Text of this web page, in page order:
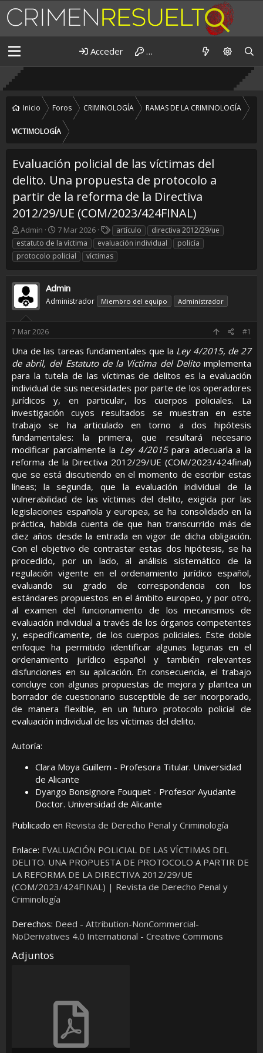
Acceder Registrarse
Inicio Foros CRIMINOLOGÍA RAMAS DE LA CRIMINOLOGÍA
VICTIMOLOGÍA
Evaluación policial de las víctimas del
delito. Una propuesta de protocolo a
partir de la reforma de la Directiva
2012/29/UE (COM/2023/424FINAL)
A
u
t
o
Admin
F
e
c
h
e
i
i
o
7 Mar 2026
E
t
i
q
a
artículo
directiva 2012/29/ue
estatuto de la víctima
evaluación individual
policía
protocolo policial
víctimas
Admin
Administrador Miembro del equipo Administrador
7 Mar 2026 #1
Una de las tareas fundamentales que la Ley 4/2015, de 27
de abril, del Estatuto de la Víctima del Delitoimplementa
para la tutela de las víctimas de delitos es la evaluación
individual de sus necesidades por parte de los operadores
jurídicos y, en particular, los cuerpos policiales. La
investigación cuyos resultados se muestran en este
trabajo se ha articulado en torno a dos hipótesis
fundamentales: la primera, que resultará necesario
modificar parcialmente la Ley 4/2015para adecuarla a la
reforma de la Directiva 2012/29/UE (COM/2023/424final)
que se está discutiendo en el momento de escribir estas
líneas; la segunda, que la evaluación individual de la
vulnerabilidad de las víctimas del delito, exigida por las
legislaciones española y europea, se ha consolidado en la
práctica, habida cuenta de que han transcurrido más de
diez años desde la entrada en vigor de dicha obligación.
Con el objetivo de contrastar estas dos hipótesis, se ha
procedido, por un lado, al análisis sistemático de la
regulación vigente en el ordenamiento jurídico español,
evaluando su grado de correspondencia con los
estándares propuestos en el ámbito europeo, y por otro,
al examen del funcionamiento de los mecanismos de
evaluación individual a través de los órganos competentes
y, específicamente, de los cuerpos policiales. Este doble
enfoque ha permitido identificar algunas lagunas en el
ordenamiento jurídico español y también relevantes
disfunciones en su aplicación. En consecuencia, el trabajo
concluye con algunas propuestas de mejora y plantea un
borrador de cuestionario susceptible de ser incorporado,
de manera flexible, en un futuro protocolo policial de
evaluación individual de las víctimas del delito.
Autoría:
Clara Moya Guillem - Profesora Titular. Universidad
de Alicante
Dyango Bonsignore Fouquet - Profesor Ayudante
Doctor. Universidad de Alicante
Publicado en Revista de Derecho Penal y Criminología
Enlace: EVALUACIÓN POLICIAL DE LAS VÍCTIMAS DEL
DELITO. UNA PROPUESTA DE PROTOCOLO A PARTIR DE
LA REFORMA DE LA DIRECTIVA 2012/29/UE
(COM/2023/424FINAL) | Revista de Derecho Penal y
Criminología
Derechos: Deed - Attribution-NonCommercial-
NoDerivatives 4.0 International - Creative Commons
Adjuntos